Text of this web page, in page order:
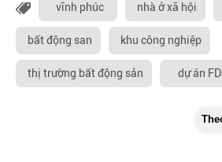
vĩnh phúc nhà ở xã hội
bất động san khu công nghiệp
thị trường bất động sản dự án FDI